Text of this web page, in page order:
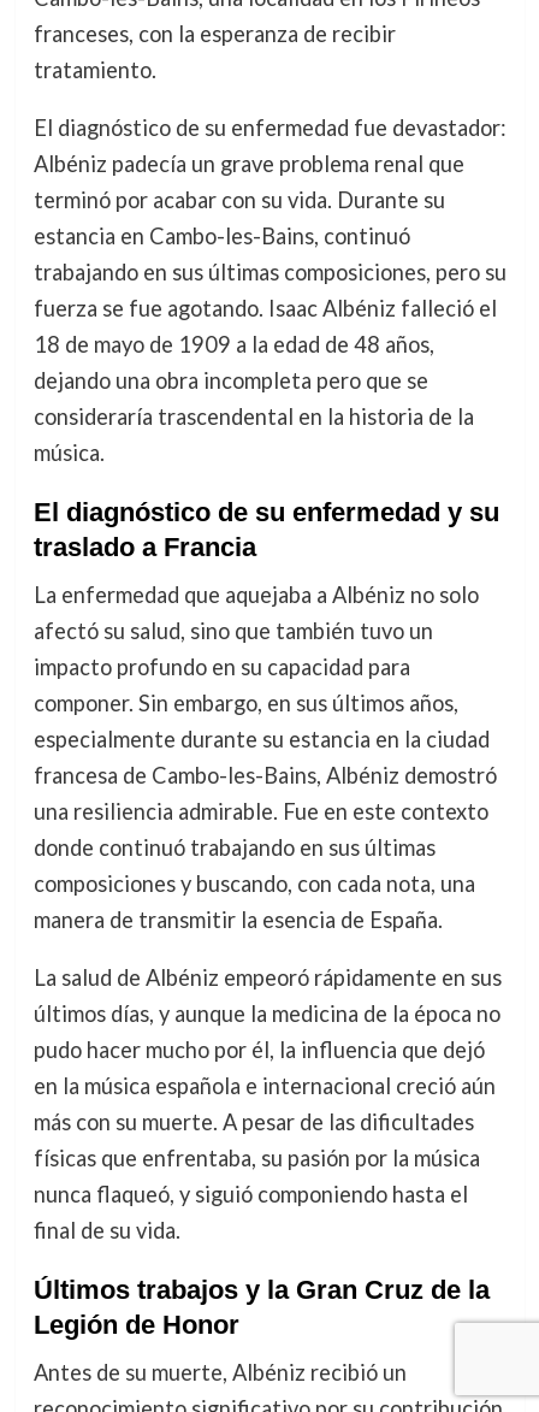
franceses, con la esperanza de recibir
tratamiento.
El diagnóstico de su enfermedad fue devastador:
Albéniz padecía un grave problema renal que
terminó por acabar con su vida. Durante su
estancia en Cambo-les-Bains, continuó
trabajando en sus últimas composiciones, pero su
fuerza se fue agotando. Isaac Albéniz falleció el
18 de mayo de 1909 a la edad de 48 años,
dejando una obra incompleta pero que se
consideraría trascendental en la historia de la
música.
El diagnóstico de su enfermedad y su
traslado a Francia
La enfermedad que aquejaba a Albéniz no solo
afectó su salud, sino que también tuvo un
impacto profundo en su capacidad para
componer. Sin embargo, en sus últimos años,
especialmente durante su estancia en la ciudad
francesa de Cambo-les-Bains, Albéniz demostró
una resiliencia admirable. Fue en este contexto
donde continuó trabajando en sus últimas
composiciones y buscando, con cada nota, una
manera de transmitir la esencia de España.
La salud de Albéniz empeoró rápidamente en sus
últimos días, y aunque la medicina de la época no
pudo hacer mucho por él, la influencia que dejó
en la música española e internacional creció aún
más con su muerte. A pesar de las dificultades
físicas que enfrentaba, su pasión por la música
nunca flaqueó, y siguió componiendo hasta el
final de su vida.
Últimos trabajos y la Gran Cruz de la
Legión de Honor
Antes de su muerte, Albéniz recibió un